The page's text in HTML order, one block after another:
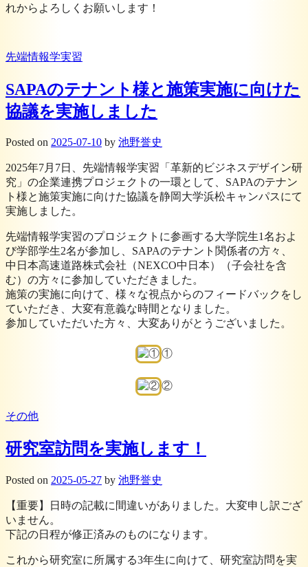
れからよろしくお願いします！
先端情報学実習
SAPAのテナント様と施策実施に向けた
協議を実施しました
Posted on 2025-07-10 by 池野誉史
2025年7月7日、先端情報学実習「革新的ビジネスデザイン研
究」の企業連携プロジェクトの一環として、SAPAのテナン
ト様と施策実施に向けた協議を静岡大学浜松キャンパスにて
実施しました。
先端情報学実習のプロジェクトに参画する大学院生1名およ
び学部学生2名が参加し、SAPAのテナント関係者の方々、
中日本高速道路株式会社（NEXCO中日本）（子会社を含
む）の方々に参加していただきました。
施策の実施に向けて、様々な視点からのフィードバックをし
ていただき、大変有意義な時間となりました。
参加していただいた方々、大変ありがとうございました。
①
②
その他
研究室訪問を実施します！
Posted on 2025-05-27 by 池野誉史
【重要】日時の記載に間違いがありました。大変申し訳ござ
いません。
下記の日程が修正済みのものになります。
これから研究室に所属する3年生に向けて、研究室訪問を実